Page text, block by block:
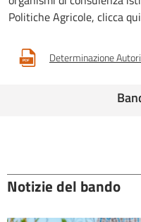
Politiche Agricole, clicca qui
Determinazione
Notizie del bando